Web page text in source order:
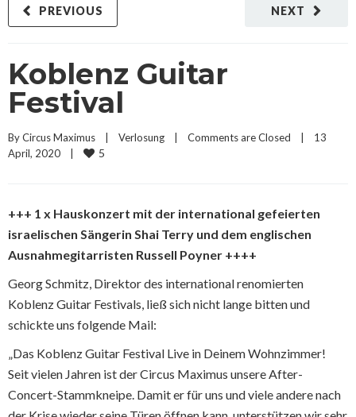
NEXT
PREVIOUS
Koblenz Guitar
Festival
By Circus Maximus Verlosung Comments are Closed
13
April, 2020
5
+++ 1 x Hauskonzert mit der international gefeierten
israelischen Sängerin Shai Terry und dem englischen
Ausnahmegitarristen Russell Poyner ++++
Georg Schmitz, Direktor des international renomierten
Koblenz Guitar Festivals, ließ sich nicht lange bitten und
schickte uns folgende Mail:
„Das Koblenz Guitar Festival Live in Deinem Wohnzimmer!
Seit vielen Jahren ist der Circus Maximus unsere After-
Concert-Stammkneipe. Damit er für uns und viele andere nach